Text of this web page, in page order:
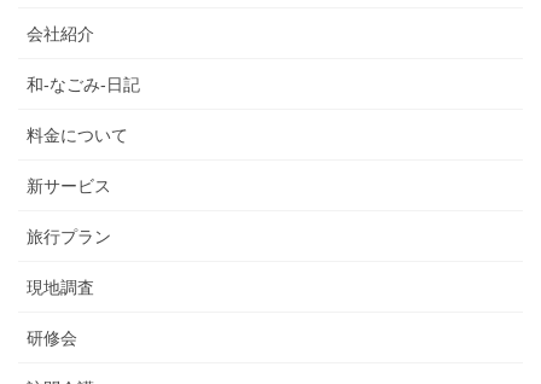
会社紹介
和-なごみ-日記
料金について
新サービス
旅行プラン
現地調査
研修会